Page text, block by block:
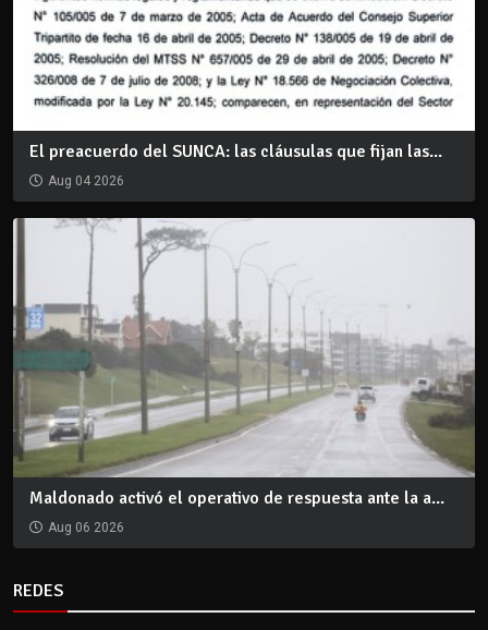
El preacuerdo del SUNCA: las cláusulas que fijan las...
Aug 04 2026
Maldonado activó el operativo de respuesta ante la a...
Aug 06 2026
REDES